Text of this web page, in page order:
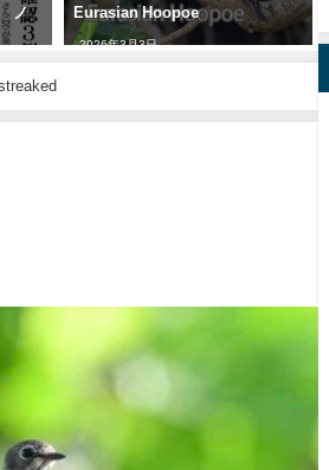
ノ
Eurasian Hoopoe
2026年3月3日
ビタキ Grey-streaked